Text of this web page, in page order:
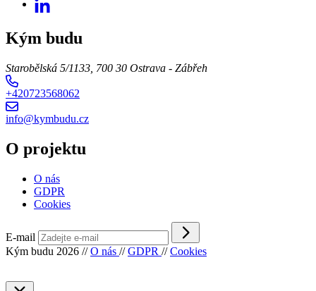
Kým budu
Starobělská 5/1133, 700 30 Ostrava - Zábřeh
+420723568062
info@kymbudu.cz
O projektu
O nás
GDPR
Cookies
E-mail
Kým budu 2026 // O nás // GDPR // Cookies